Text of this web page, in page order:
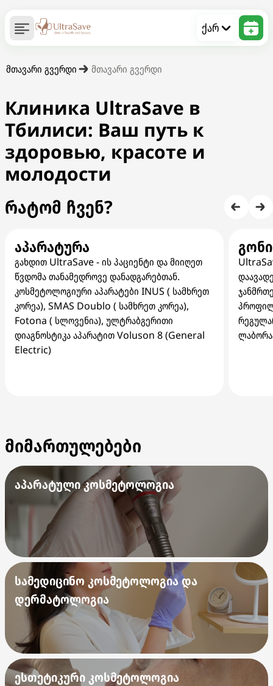
ქარ
მთავარი გვერდი მთავარი გვერდი
Клиника UltraSave в
Тбилиси: Ваш путь к
здоровью, красоте и
молодости
რატომ ჩვენ?
აპარატურა
გახდით UltraSave - ის პაციენტი და მიიღეთ
წვდომა თანამედროვე დანადგარებთან.
კოსმეტოლოგიური აპარატები INUS ( სამხრეთ
კორეა), SMAS Doublo ( სამხრეთ კორეა),
Fotona ( სლოვენია), ულტრაბგერითი
დიაგნოსტიკა აპარატით Voluson 8 (General
Electric)
მიმართულებები
აპარატული კოსმეტოლოგია
სამედიცინო კოსმეტოლოგია და
დერმატოლოგია
ესთეტიკური კოსმეტოლოგია